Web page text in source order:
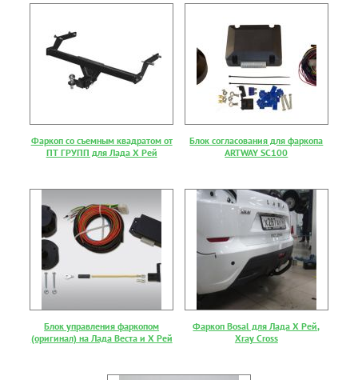
Фаркоп со съемным квадратом от
ПТ ГРУПП для Лада Х Рей
Блок согласования для фаркопа
ARTWAY SC100
Блок управления фаркопом
(оригинал) на Лада Веста и Х Рей
Фаркоп Bosal для Лада Х Рей,
Xray Cross